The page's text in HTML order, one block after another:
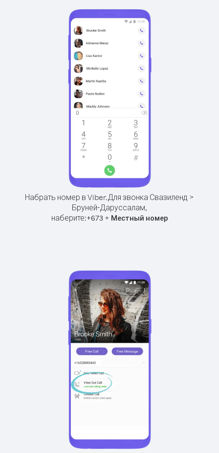
Набрать номер в Viber.Для звонка Свазиленд >
Бруней-Даруссалам,
наберите:+673+ Местный номер